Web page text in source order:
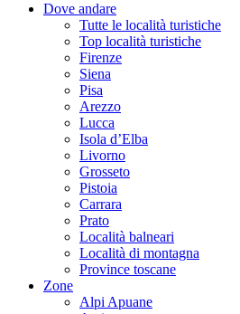
Dove andare
Tutte le località turistiche
Top località turistiche
Firenze
Siena
Pisa
Arezzo
Lucca
Isola d’Elba
Livorno
Grosseto
Pistoia
Carrara
Prato
Località balneari
Località di montagna
Province toscane
Zone
Alpi Apuane